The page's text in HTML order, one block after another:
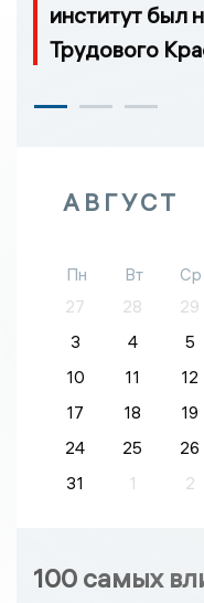
институт был
Трудового
АВГУСТ
Пн Вт Ср
27
28 29
3
4 5
10
11 12
17
18 19
24
25 26
31
1 2
100 самых